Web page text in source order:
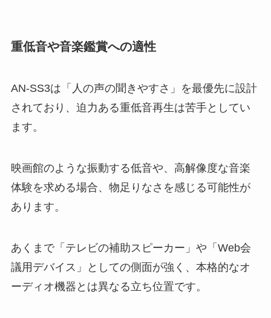
重低音や音楽鑑賞への適性
AN-SS3は「人の声の聞きやすさ」を最優先に設計
されており、迫力ある重低音再生は苦手としてい
ます。
映画館のような振動する低音や、高解像度な音楽
体験を求める場合、物足りなさを感じる可能性が
あります。
あくまで「テレビの補助スピーカー」や「Web会
議用デバイス」としての側面が強く、本格的なオ
ーディオ機器とは異なる立ち位置です。